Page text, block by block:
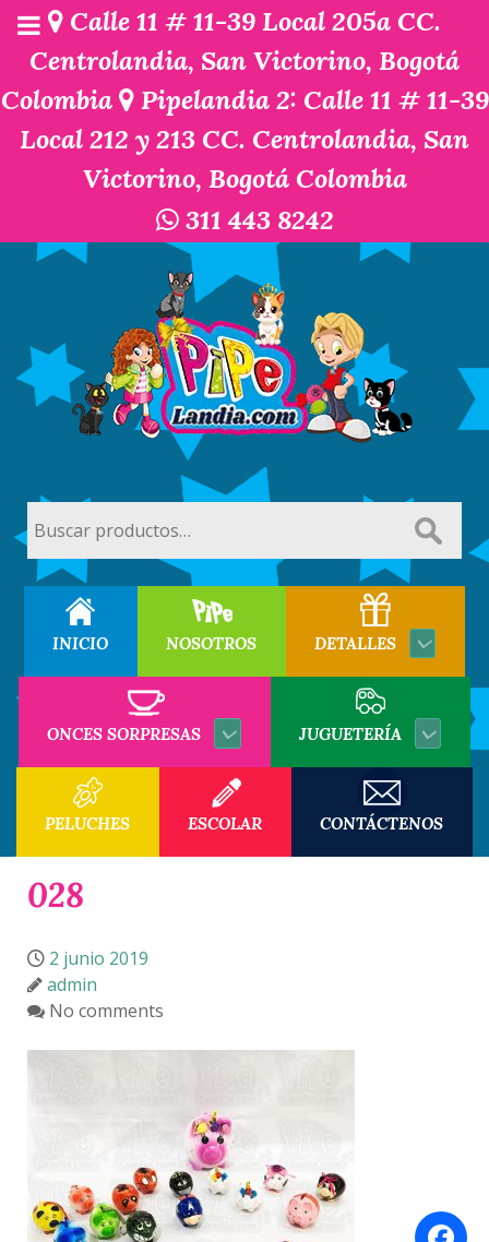
Calle 11 # 11-39 Local 205a CC.
Centrolandia, San Victorino, Bogotá
Colombia
Pipelandia 2: Calle 11 # 11-39
Local 212 y 213 CC. Centrolandia, San
Victorino, Bogotá Colombia
311 443 8242
por:
INICIO NOSOTROS DETALLES
ONCES SORPRESAS JUGUETERÍA
PELUCHES ESCOLAR CONTÁCTENOS
028
2 junio 2019
admin
No comments